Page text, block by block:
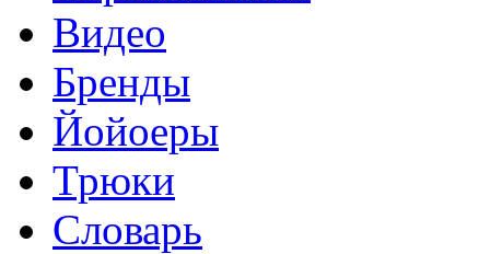
Видео
Бренды
Йойоеры
Трюки
Словарь